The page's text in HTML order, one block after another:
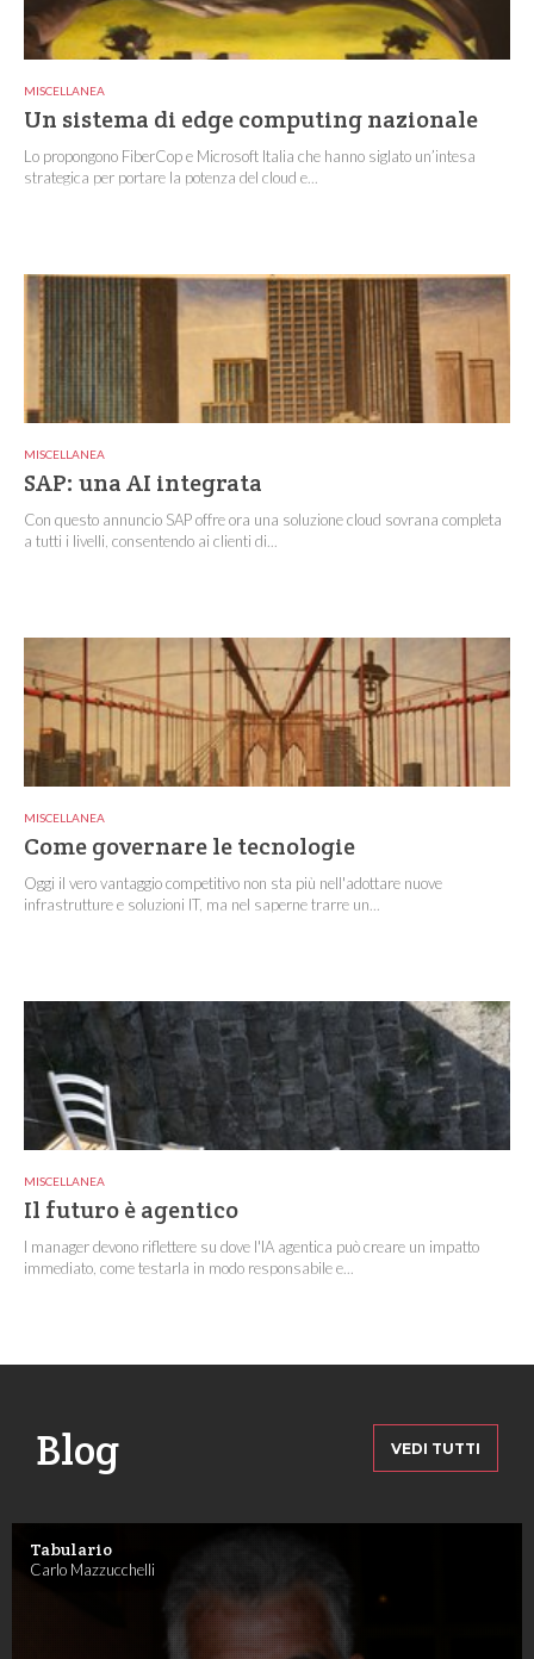
MISCELLANEA
Un sistema di edge computing nazionale
Lo propongono FiberCop e Microsoft Italia che hanno siglato un’intesa
strategica per portare la potenza del cloud e...
MISCELLANEA
SAP: una AI integrata
Con questo annuncio SAP offre ora una soluzione cloud sovrana completa
a tutti i livelli, consentendo ai clienti di...
MISCELLANEA
Come governare le tecnologie
Oggi il vero vantaggio competitivo non sta più nell'adottare nuove
infrastrutture e soluzioni IT, ma nel saperne trarre un...
MISCELLANEA
Il futuro è agentico
I manager devono riflettere su dove l'IA agentica può creare un impatto
immediato, come testarla in modo responsabile e...
Blog VEDI TUTTI
Tabulario
Carlo Mazzucchelli